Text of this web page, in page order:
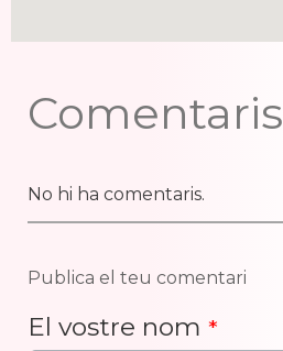
Comentaris
No hi ha comentaris.
Publica el teu comentari
El vostre nom *